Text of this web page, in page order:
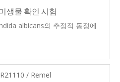
생물 확인 시험
albicans의 추정적 동정에
R21110 / Remel